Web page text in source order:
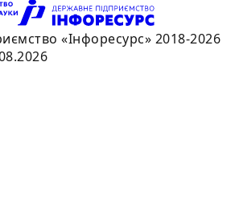
«Інфоресурс» 2018-2026